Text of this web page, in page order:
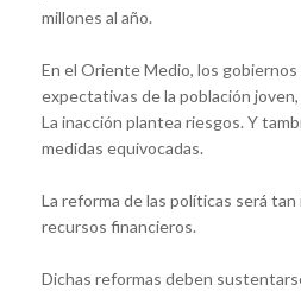
millones al año.
En el Oriente Medio, los
expectativas de la población
La inacción plantea riesgos. Y
medidas equivocadas.
La reforma de las políticas será
recursos financieros.
Dichas reformas deben